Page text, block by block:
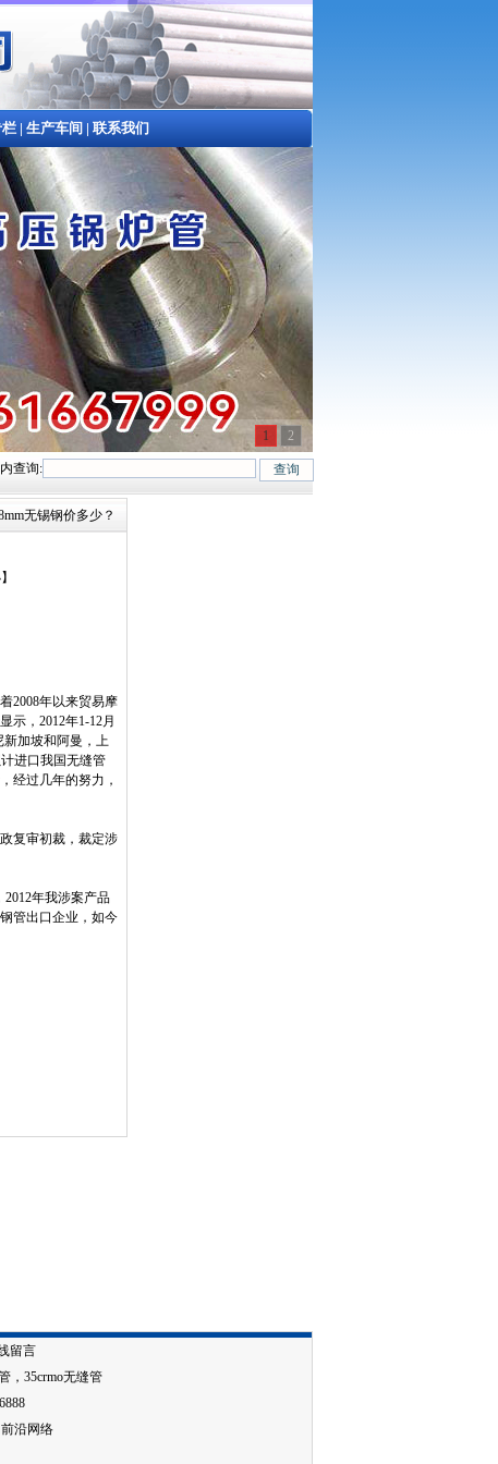
| 生产车间 | 联系我们
1 2
质：20#、35#、45#、20G、40Cr、20Cr、16Mn-45Mn、27SiMn、Cr5Mo、
查询:
无锡钢价多少？
】
2008年以来贸易摩
示，2012年1-12月
新加坡和阿曼，上
进口我国无缝管
经过几年的努力，
复审初裁，裁定涉
年我涉案产品
管出口企业，如今
留言
， 35crmo无缝管
沿网络